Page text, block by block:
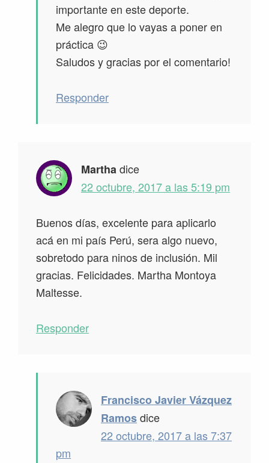
importante en este deporte.
Me alegro que lo vayas a poner en
práctica 😉
Saludos y gracias por el comentario!
Responder
Marthadice
22 octubre, 2017 a las 5:19 pm
Buenos días, excelente para aplicarlo
acá en mi país Perú, sera algo nuevo,
sobretodo para ninos de inclusión. Mil
gracias. Felicidades. Martha Montoya
Maltesse.
Responder
Francisco Javier Vázquez
Ramosdice
22 octubre, 2017 a las 7:37
pm